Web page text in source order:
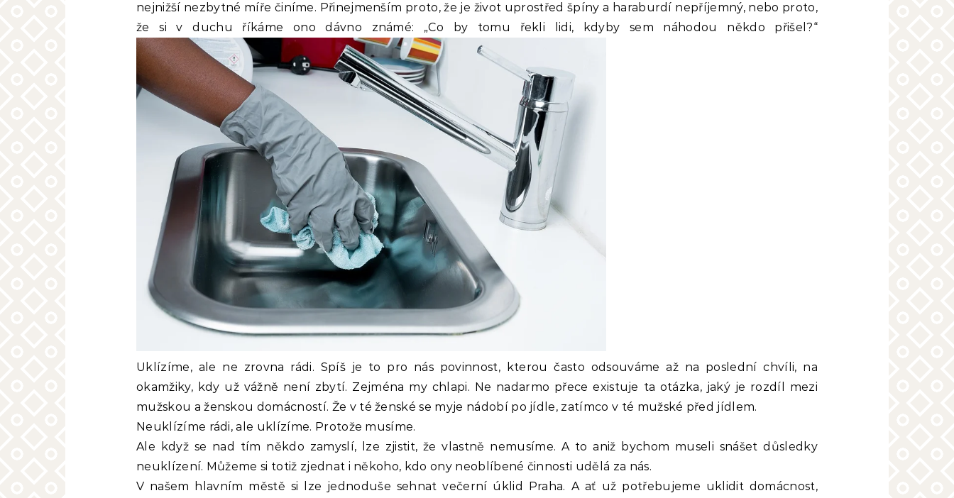
nejnižší nezbytné míře činíme. Přinejmenším proto, že je život uprostřed špíny a haraburdí nepříjemný, nebo proto,
že si v duchu říkáme ono dávno známé: „Co by tomu řekli lidi, kdyby sem náhodou někdo přišel?“
Uklízíme, ale ne zrovna rádi. Spíš je to pro nás povinnost, kterou často odsouváme až na poslední chvíli, na
okamžiky, kdy už vážně není zbytí. Zejména my chlapi. Ne nadarmo přece existuje ta otázka, jaký je rozdíl mezi
mužskou a ženskou domácností. Že v té ženské se myje nádobí po jídle, zatímco v té mužské před jídlem.
Neuklízíme rádi, ale uklízíme. Protože musíme.
Ale když se nad tím někdo zamyslí, lze zjistit, že vlastně nemusíme. A to aniž bychom museli snášet důsledky
neuklízení. Můžeme si totiž zjednat i někoho, kdo ony neoblíbené činnosti udělá za nás.
V našem hlavním městě si lze jednoduše sehnatvečerní úklid Praha. A ať už potřebujeme uklidit domácnost,